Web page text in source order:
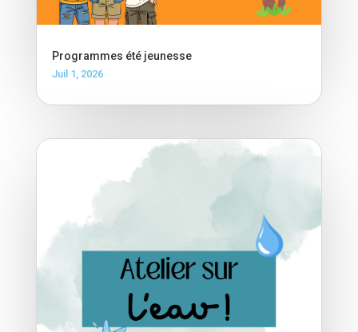
Programmes été jeunesse
Juil 1, 2026